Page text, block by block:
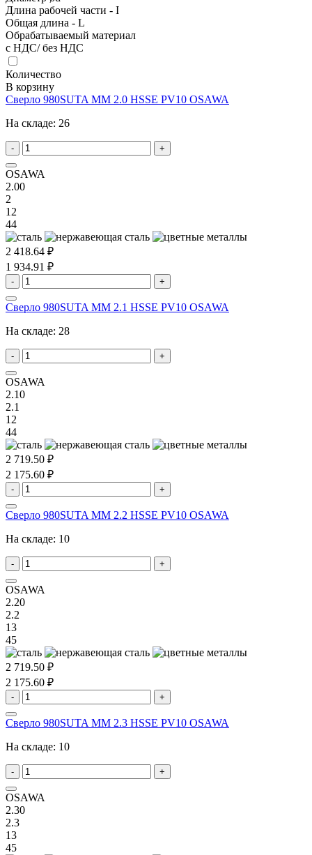
Длина рабочей части - I
Общая длина - L
Обрабатываемый материал
с НДС/ без НДС
Количество
В корзину
Сверло 980SUTA MM 2.0 HSSE PV10 OSAWA
На складе: 26
- +
OSAWA
2.00
2
12
44
2 418.64 ₽
1 934.91 ₽
- +
Сверло 980SUTA MM 2.1 HSSE PV10 OSAWA
На складе: 28
- +
OSAWA
2.10
2.1
12
44
2 719.50 ₽
2 175.60 ₽
- +
Сверло 980SUTA MM 2.2 HSSE PV10 OSAWA
На складе: 10
- +
OSAWA
2.20
2.2
13
45
2 719.50 ₽
2 175.60 ₽
- +
Сверло 980SUTA MM 2.3 HSSE PV10 OSAWA
На складе: 10
- +
OSAWA
2.30
2.3
13
45